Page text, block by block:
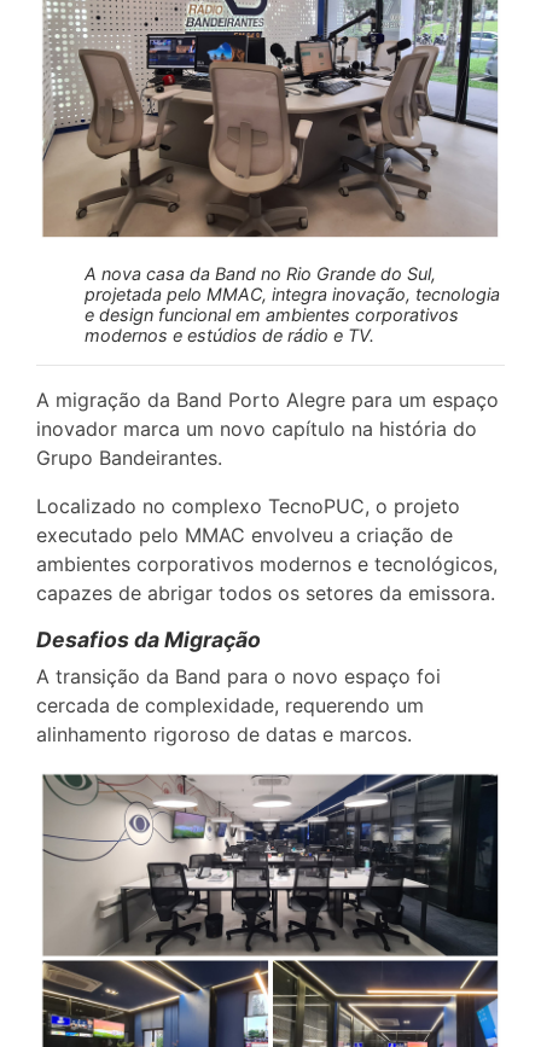
A nova casa da Band no Rio Grande do Sul,
projetada pelo MMAC, integra inovação, tecnologia
e design funcional em ambientes corporativos
modernos e estúdios de rádio e TV.
A migração da Band Porto Alegre para um espaço
inovador marca um novo capítulo na história do
Grupo Bandeirantes.
Localizado no complexo TecnoPUC, o projeto
executado pelo MMAC envolveu a criação de
ambientes corporativos modernos e tecnológicos,
capazes de abrigar todos os setores da emissora.
Desafios da Migração
A transição da Band para o novo espaço foi
cercada de complexidade, requerendo um
alinhamento rigoroso de datas e marcos.